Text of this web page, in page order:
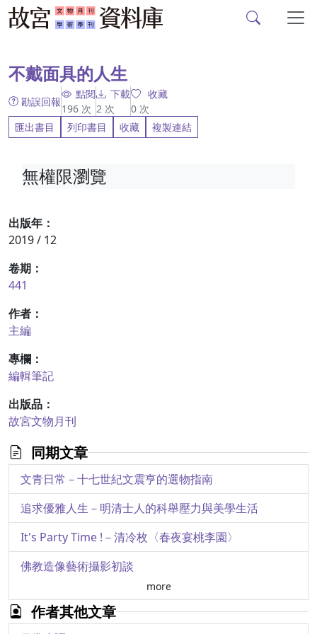
不戴面具的人生
勘誤回報
點閱
196 次
下載
2 次
收藏
0 次
匯出書目
列印書目 收藏 複製連結
出版年：
2019 / 12
卷期：
441
作者：
主編
專欄：
編輯筆記
出版品：
故宮文物月刊
同期文章
文青日常－十七世紀文震亨的選物指南
追求優雅人生－明清士人的科舉壓力與美學生活
It's Party Time !－清冷枚〈春夜宴桃李園〉
佛教造像藝術攝影初談
叢輕折軸－卷軸書畫摺痕之成因與預防
日常裡的奇觀－以「故宮動物召喚師」自主導覽體驗為例
more
作者其他文章
無權限瀏覽